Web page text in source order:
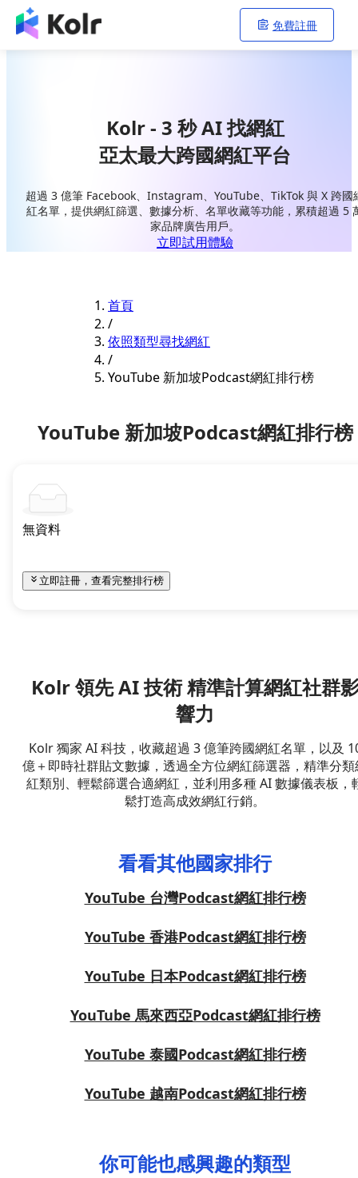
免費註冊
Kolr - 3 秒 AI 找網紅
亞太最大跨國網紅平台
超過 3 億筆 Facebook、Instagram、YouTube、TikTok 與 X 跨國
紅名單，提供網紅篩選、數據分析、名單收藏等功能，累積超過 5
家品牌廣告用戶。
立即試用體驗
首頁
/
依照類型尋找網紅
/
YouTube 新加坡Podcast網紅排行榜
YouTube 新加坡Podcast網紅排行榜
無資料
立即註冊，查看完整排行榜
Kolr 領先 AI 技術 精準計算網紅社群
響力
Kolr 獨家 AI 科技，收藏超過 3 億筆跨國網紅名單，以及
億＋即時社群貼文數據，透過全方位網紅篩選器，精準分類
紅類別、輕鬆篩選合適網紅，並利用多種 AI 數據儀表板，
鬆打造高成效網紅行銷。
看看其他國家排行
YouTube 台灣Podcast網紅排行榜
YouTube 香港Podcast網紅排行榜
YouTube 日本Podcast網紅排行榜
YouTube 馬來西亞Podcast網紅排行榜
YouTube 泰國Podcast網紅排行榜
YouTube 越南Podcast網紅排行榜
你可能也感興趣的類型